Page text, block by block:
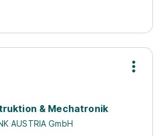
& Mechatronik
AUSTRIA GmbH